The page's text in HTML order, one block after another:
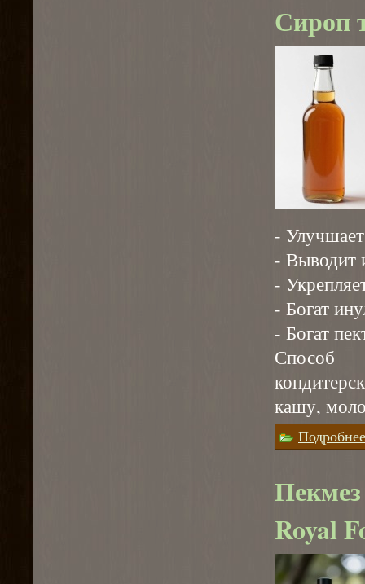
Сироп
-
- Выводит
-
- Богат
- Богат
Способ
кашу,
Подробнее
Royal